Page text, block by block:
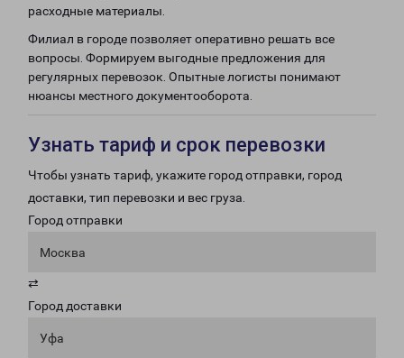
расходные материалы.
Филиал в городе позволяет оперативно решать все
вопросы. Формируем выгодные предложения для
регулярных перевозок. Опытные логисты понимают
нюансы местного документооборота.
Узнать тариф и срок перевозки
Чтобы узнать тариф, укажите город отправки, город
доставки, тип перевозки и вес груза.
Город отправки
Москва
⇄
Город доставки
Уфа